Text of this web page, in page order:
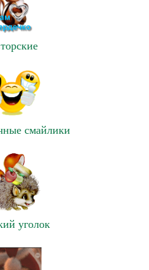
смайлики
уголок